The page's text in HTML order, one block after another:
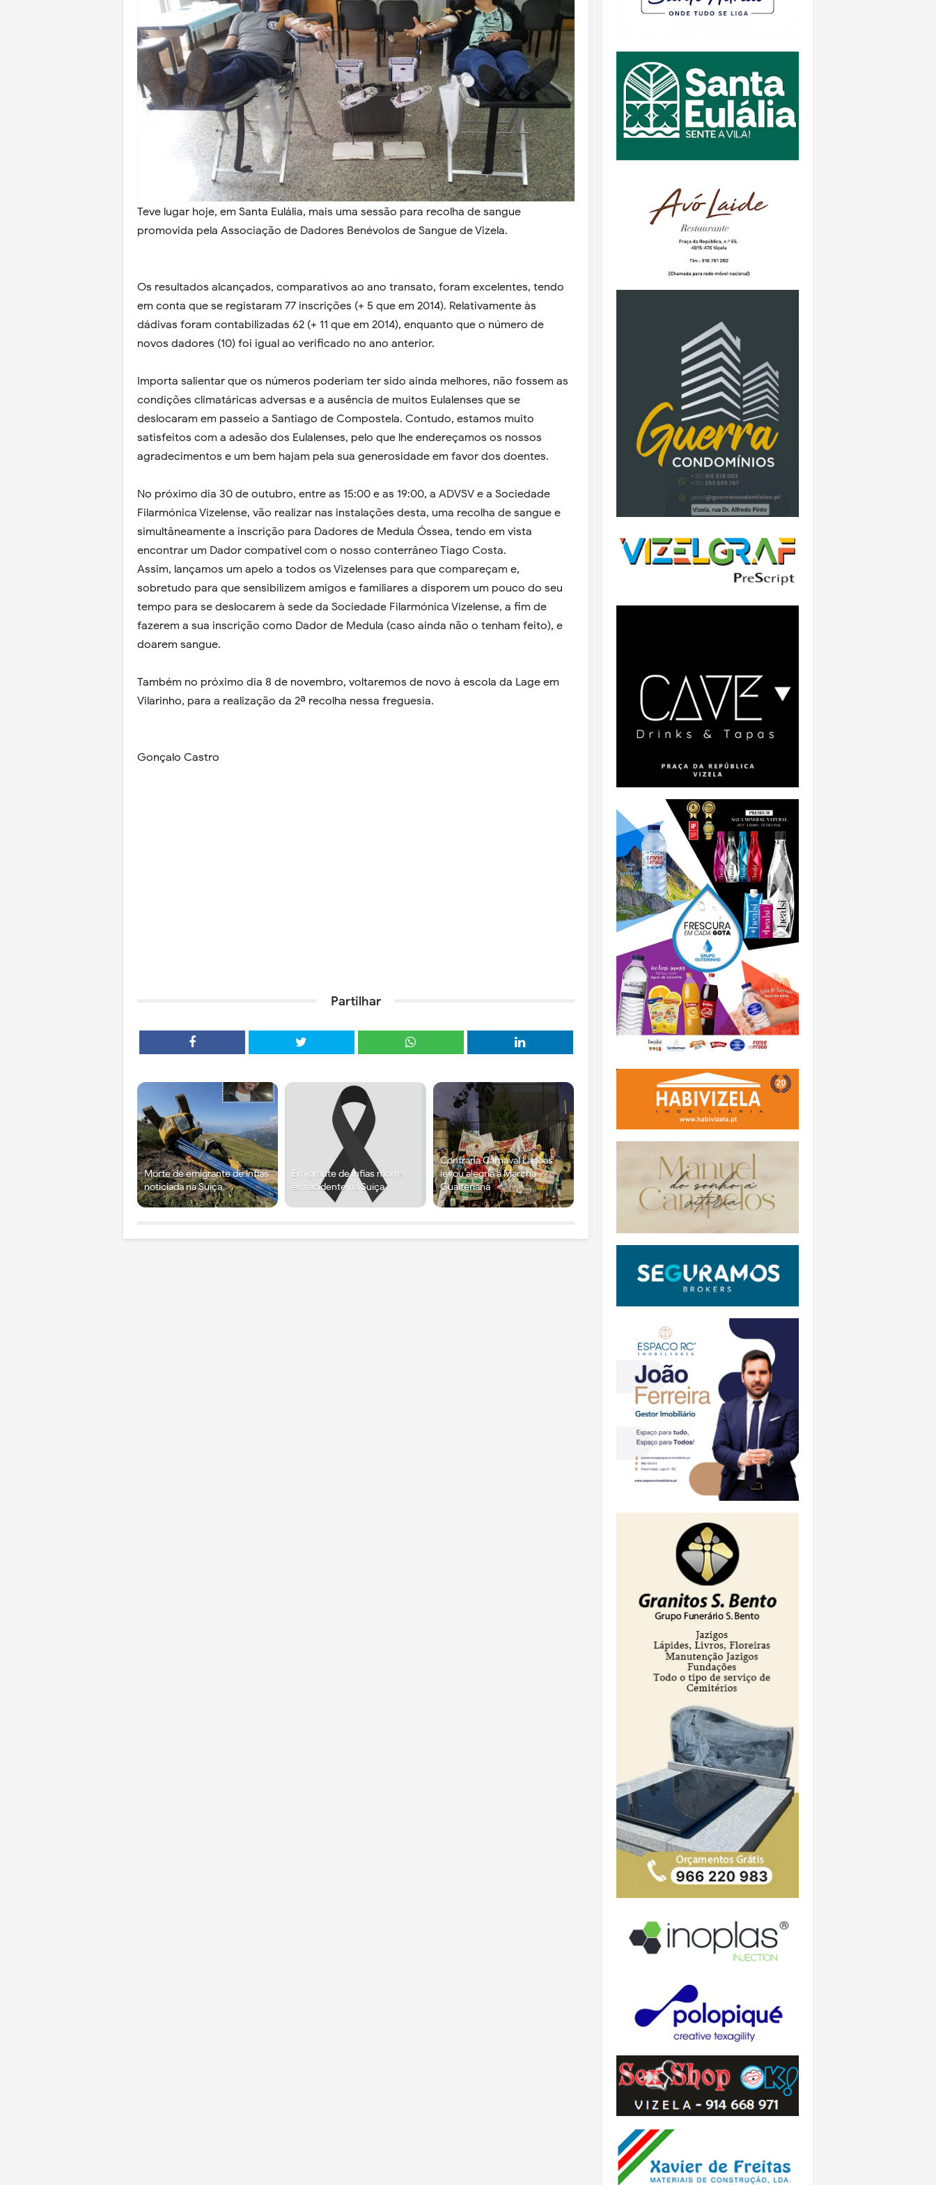
Teve lugar hoje, em Santa Eulália, mais uma sessão para recolha de sangue
promovida pela Associação de Dadores Benévolos de Sangue de Vizela.
Os resultados alcançados, comparativos ao ano transato, foram excelentes, tendo
em conta que se registaram 77 inscrições (+ 5 que em 2014). Relativamente às
dádivas foram contabilizadas 62 (+ 11 que em 2014), enquanto que o número de
novos dadores (10) foi igual ao verificado no ano anterior.
Importa salientar que os números poderiam ter sido ainda melhores, não fossem as
condições climatáricas adversas e a ausência de muitos Eulalenses que se
deslocaram em passeio a Santiago de Compostela. Contudo, estamos muito
satisfeitos com a adesão dos Eulalenses, pelo que lhe endereçamos os nossos
agradecimentos e um bem hajam pela sua generosidade em favor dos doentes.
No próximo dia 30 de outubro, entre as 15:00 e as 19:00, a ADVSV e a Sociedade
Filarmónica Vizelense, vão realizar nas instalações desta, uma recolha de sangue e
simultâneamente a inscrição para Dadores de Medula Óssea, tendo em vista
encontrar um Dador compatível com o nosso conterrâneo Tiago Costa.
Assim, lançamos um apelo a todos os Vizelenses para que compareçam e,
sobretudo para que sensibilizem amigos e familiares a disporem um pouco do seu
tempo para se deslocarem à sede da Sociedade Filarmónica Vizelense, a fim de
fazerem a sua inscrição como Dador de Medula (caso ainda não o tenham feito), e
doarem sangue.
Também no próximo dia 8 de novembro, voltaremos de novo à escola da Lage em
Vilarinho, para a realização da 2ª recolha nessa freguesia.
Gonçalo Castro
Partilhar
Morte de emigrante de Infias
noticiada na Suíça
Emigrante de Infias morre
em acidente na Suíça
Confraria Carnaval Lagoas
levou alegria à Marcha
Gualteriana